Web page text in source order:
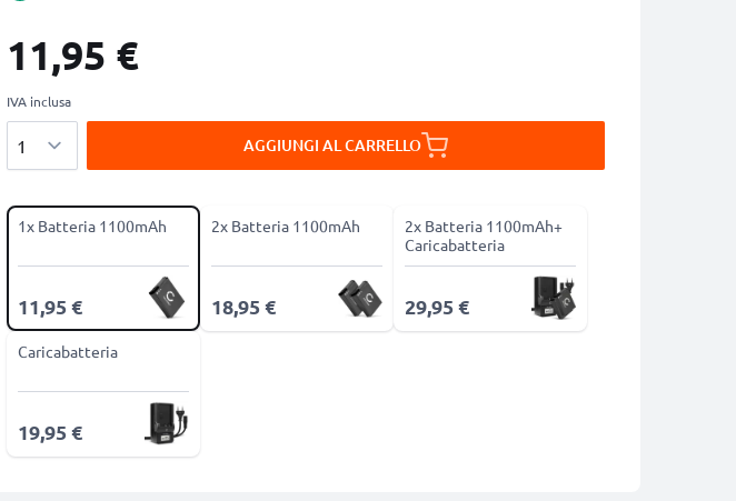
11,95 €
IVA inclusa
AGGIUNGI AL CARRELLO
1x Batteria 1100mAh
11,95 €
2x Batteria 1100mAh
18,95 €
2x Batteria 1100mAh+
Caricabatteria
29,95 €
Caricabatteria
19,95 €